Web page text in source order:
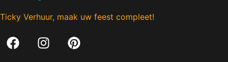
Ticky Verhuur, maak uw feest compleet!